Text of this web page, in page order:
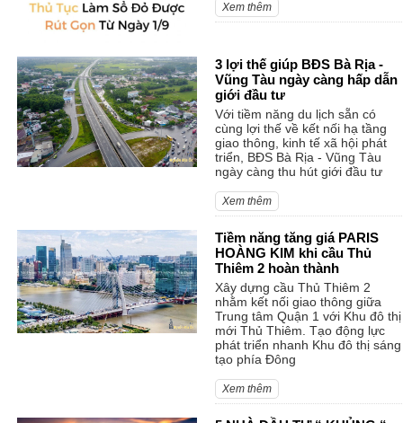
Xem thêm
3 lợi thế giúp BĐS Bà Rịa -
Vũng Tàu ngày càng hấp dẫn
giới đầu tư
Với tiềm năng du lịch sẵn có
cùng lợi thế về kết nối hạ tầng
giao thông, kinh tế xã hội phát
triển, BĐS Bà Rịa - Vũng Tàu
ngày càng thu hút giới đầu tư
Xem thêm
Tiềm năng tăng giá PARIS
HOÀNG KIM khi cầu Thủ
Thiêm 2 hoàn thành
Xây dựng cầu Thủ Thiêm 2
nhằm kết nối giao thông giữa
Trung tâm Quận 1 với Khu đô thị
mới Thủ Thiêm. Tạo động lực
phát triển nhanh Khu đô thị sáng
tạo phía Đông
Xem thêm